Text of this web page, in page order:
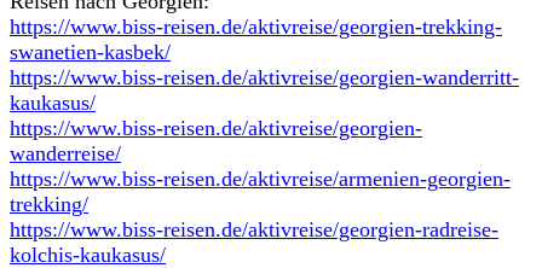
https://www.biss-reisen.de/aktivreise/georgien-trekking-
swanetien-kasbek/
https://www.biss-reisen.de/aktivreise/georgien-wanderritt-
kaukasus/
https://www.biss-reisen.de/aktivreise/georgien-
wanderreise/
https://www.biss-reisen.de/aktivreise/armenien-georgien-
trekking/
https://www.biss-reisen.de/aktivreise/georgien-radreise-
kolchis-kaukasus/